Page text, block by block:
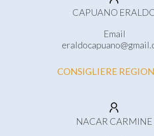
CAPUANO
Email
CONSIGLIERE
NACAR CARMINE